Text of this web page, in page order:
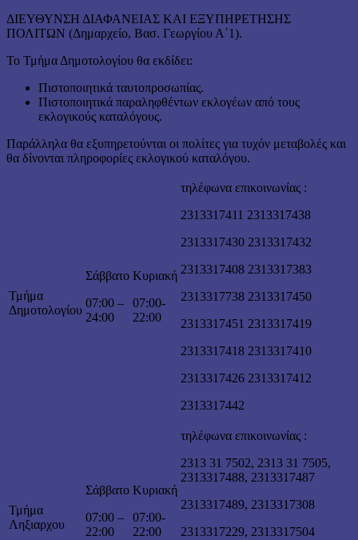
ΔΙΕΥΘΥΝΣΗ ΔΙΑΦΑΝΕΙΑΣ ΚΑΙ ΕΞΥΠΗΡΕΤΗΣΗΣ
ΠΟΛΙΤΩΝ (Δημαρχείο, Βασ. Γεωργίου Α΄1).
Το Τμήμα Δημοτολογίου θα εκδίδει:
Πιστοποιητικά ταυτοπροσωπίας.
Πιστοποιητικά παραληφθέντων εκλογέων από τους
εκλογικούς καταλόγους.
Παράλληλα θα εξυπηρετούνται οι πολίτες για τυχόν μεταβολές και
θα δίνονται πληροφορίες εκλογικού καταλόγου.
Τμήμα
Δημοτολογίου
Σάββατο
07:00 –
24:00
Κυριακή
07:00-
22:00
τηλέφωνα επικοινωνίας :
2313317411 2313317438
2313317430 2313317432
2313317408 2313317383
2313317738 2313317450
2313317451 2313317419
2313317418 2313317410
2313317426 2313317412
2313317442
Τμήμα
Ληξιαρχου
Σάββατο
07:00 –
22:00
Κυριακή
07:00-
22:00
τηλέφωνα επικοινωνίας :
2313 31 7502, 2313 31 7505,
2313317488, 2313317487
2313317489, 2313317308
2313317229, 2313317504